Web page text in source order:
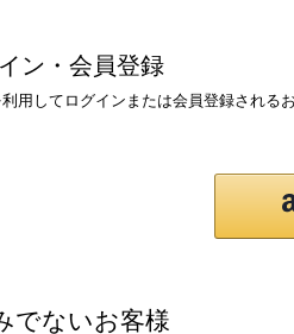
ン・会員登録
用してログインまたは会員登録される
でないお客様